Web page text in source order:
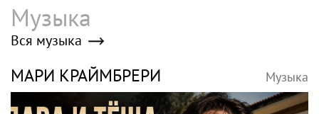
Музыка
Вся музыка
МАРИ КРАЙМБРЕРИ Музыка